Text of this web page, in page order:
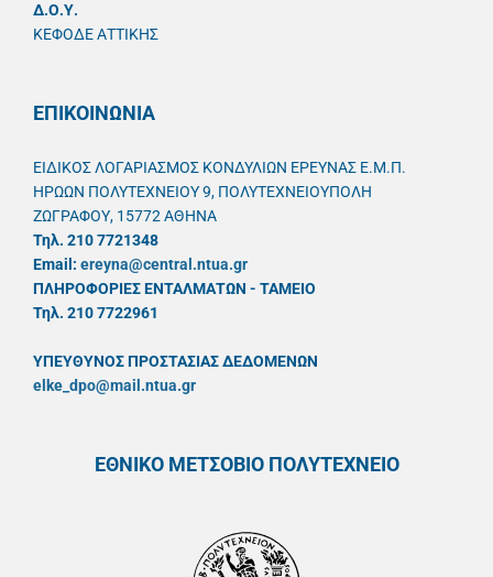
Δ.Ο.Υ.
ΚΕΦΟΔΕ ΑΤΤΙΚΗΣ
ΕΠΙΚΟΙΝΩΝΙΑ
ΕΙΔΙΚΟΣ ΛΟΓΑΡΙΑΣΜΟΣ ΚΟΝΔΥΛΙΩΝ ΕΡΕΥΝΑΣ Ε.Μ.Π.
ΗΡΩΩΝ ΠΟΛΥΤΕΧΝΕΙΟΥ 9, ΠΟΛΥΤΕΧΝΕΙΟΥΠΟΛΗ
ΖΩΓΡΑΦΟΥ, 15772 ΑΘΗΝΑ
Τηλ. 210 7721348
Email: ereyna@central.ntua.gr
ΠΛΗΡΟΦΟΡΙΕΣ ΕΝΤΑΛΜΑΤΩΝ - ΤΑΜΕΙΟ
Τηλ. 210 7722961
ΥΠΕΥΘYΝΟΣ ΠΡΟΣΤΑΣΙΑΣ ΔΕΔΟΜΕΝΩΝ
elke_dpo@mail.ntua.gr
ΕΘΝΙΚΟ ΜΕΤΣΟΒΙΟ ΠΟΛΥΤΕΧΝΕΙΟ